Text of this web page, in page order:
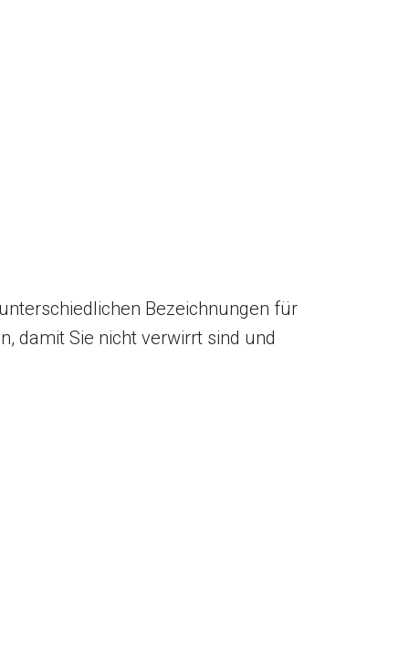
Bezeichnungen für
damit Sie nicht verwirrt sind und